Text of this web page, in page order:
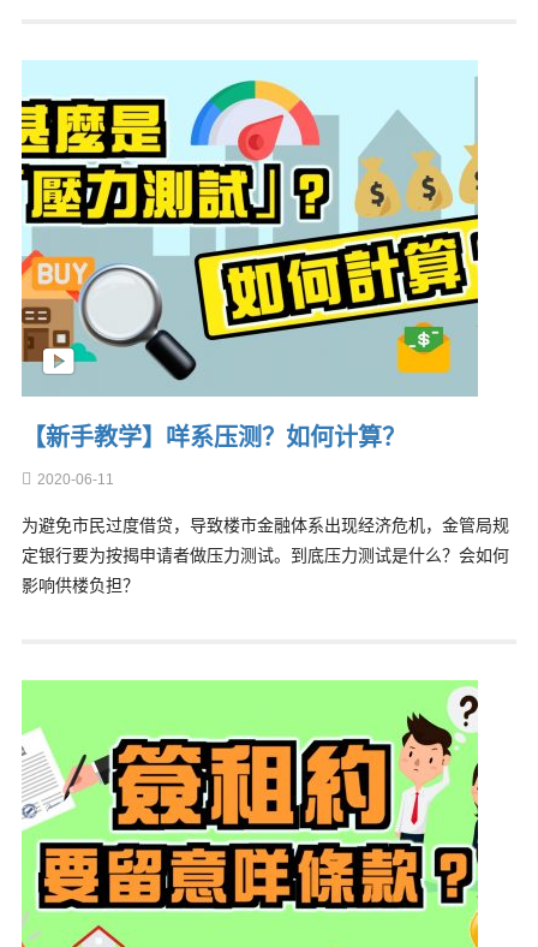
【新手教学】咩系压测？如何计算？
2020-06-11
为避免市民过度借贷，导致楼市金融体系出现经济危机，金管局规
定银行要为按揭申请者做压力测试。到底压力测试是什么？会如何
影响供楼负担？